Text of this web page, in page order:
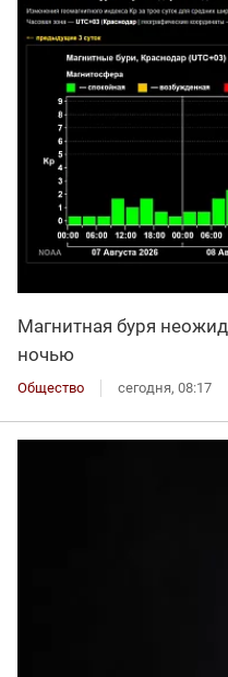
Магнитная буря
ночью
Общество сегодня, 08:17